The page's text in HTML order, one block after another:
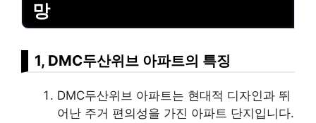
망
1, DMC두산위브 아파트의 특징
DMC두산위브 아파트는 현대적 디자인과 뛰
어난 주거 편의성을 가진 아파트 단지입니다.